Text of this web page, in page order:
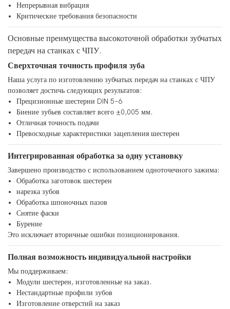
Непрерывная вибрация
Критические требования безопасности
Основные преимущества высокоточной обработки зубчатых
передач на станках с ЧПУ.
Сверхточная точность профиля зуба
Наша услуга по изготовлению зубчатых передач на станках с ЧПУ
позволяет достичь следующих результатов:
Прецизионные шестерни DIN 5–6
Биение зубьев составляет всего ±0,005 мм.
Отличная точность подачи
Превосходные характеристики зацепления шестерен
Интегрированная обработка за одну установку
Завершено производство с использованием одноточечного зажима:
Обработка заготовок шестерен
нарезка зубов
Обработка шпоночных пазов
Снятие фаски
Бурение
Это исключает вторичные ошибки позиционирования.
Полная возможность индивидуальной настройки
Мы поддерживаем:
Модули шестерен, изготовленные на заказ.
Нестандартные профили зубов
Изготовление отверстий на заказ